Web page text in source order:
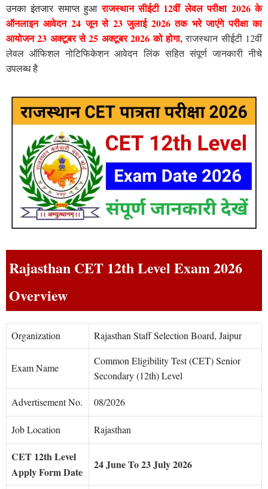
उनका इंतजार समाप्त हुआराजस्थान सीईटी 12वीं लेवल परीक्षा 2026 के
ऑनलाइन आवेदन 24 जून से 23 जुलाई 2026 तक भरे जाएंगे परीक्षा का
आयोजन 23 अक्टूबर से 25 अक्टूबर 2026 को होगा,राजस्थान सीईटी 12वीं
लेवल ऑफिशल नोटिफिकेशन आवेदन लिंक सहित संपूर्ण जानकारी नीचे
उपलब्ध है
Rajasthan CET 12th Level Exam 2026
Overview
Organization Rajasthan Staff Selection Board, Jaipur
Exam Name
Common Eligibility Test (CET) Senior
Secondary (12th) Level
Advertisement No. 08/2026
Job Location Rajasthan
CET 12th Level
Apply Form Date
24 June To 23 July 2026